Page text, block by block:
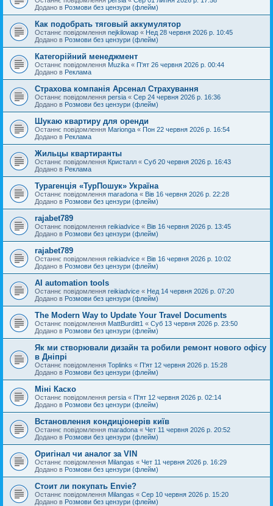
Додано в Розмови без цензури (флейм)
Как подобрать тяговый аккумулятор
Останнє повідомлення nejkilowap « Нед 28 червня 2026 р. 10:45
Додано в Розмови без цензури (флейм)
Категорійний менеджмент
Останнє повідомлення Muzika « П'ят 26 червня 2026 р. 00:44
Додано в Реклама
Страхова компанія Арсенал Страхування
Останнє повідомлення persia « Сер 24 червня 2026 р. 16:36
Додано в Розмови без цензури (флейм)
Шукаю квартиру для оренди
Останнє повідомлення Marionga « Пон 22 червня 2026 р. 16:54
Додано в Реклама
Жильцы квартиранты
Останнє повідомлення Кристалл « Суб 20 червня 2026 р. 16:43
Додано в Реклама
Турагенція «ТурПошук» Україна
Останнє повідомлення maradona « Вів 16 червня 2026 р. 22:28
Додано в Розмови без цензури (флейм)
rajabet789
Останнє повідомлення reikiadvice « Вів 16 червня 2026 р. 13:45
Додано в Розмови без цензури (флейм)
rajabet789
Останнє повідомлення reikiadvice « Вів 16 червня 2026 р. 10:02
Додано в Розмови без цензури (флейм)
AI automation tools
Останнє повідомлення reikiadvice « Нед 14 червня 2026 р. 07:20
Додано в Розмови без цензури (флейм)
The Modern Way to Update Your Travel Documents
Останнє повідомлення MattBurditt1 « Суб 13 червня 2026 р. 23:50
Додано в Розмови без цензури (флейм)
Як ми створювали дизайн та робили ремонт нового офісу
в Дніпрі
Останнє повідомлення Toplinks « П'ят 12 червня 2026 р. 15:28
Додано в Розмови без цензури (флейм)
Міні Каско
Останнє повідомлення persia « П'ят 12 червня 2026 р. 02:14
Додано в Розмови без цензури (флейм)
Встановлення кондиціонерів київ
Останнє повідомлення maradona « Чет 11 червня 2026 р. 20:52
Додано в Розмови без цензури (флейм)
Оригінал чи аналог за VIN
Останнє повідомлення Milangas « Чет 11 червня 2026 р. 16:29
Додано в Розмови без цензури (флейм)
Стоит ли покупать Envie?
Останнє повідомлення Milangas « Сер 10 червня 2026 р. 15:20
Додано в Розмови без цензури (флейм)